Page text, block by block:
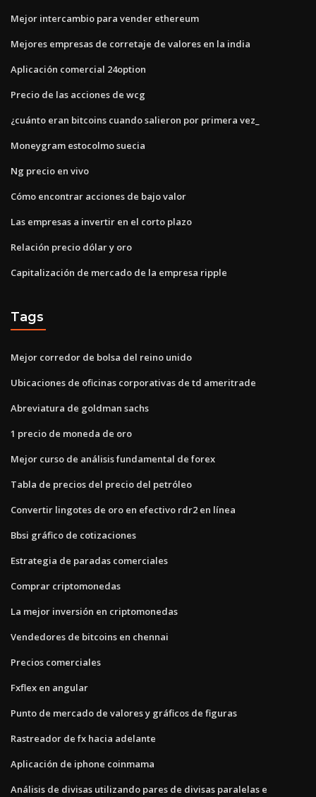
Mejor intercambio para vender ethereum
Mejores empresas de corretaje de valores en la india
Aplicación comercial 24option
Precio de las acciones de wcg
¿cuánto eran bitcoins cuando salieron por primera vez_
Moneygram estocolmo suecia
Ng precio en vivo
Cómo encontrar acciones de bajo valor
Las empresas a invertir en el corto plazo
Relación precio dólar y oro
Capitalización de mercado de la empresa ripple
Tags
Mejor corredor de bolsa del reino unido
Ubicaciones de oficinas corporativas de td ameritrade
Abreviatura de goldman sachs
1 precio de moneda de oro
Mejor curso de análisis fundamental de forex
Tabla de precios del precio del petróleo
Convertir lingotes de oro en efectivo rdr2 en línea
Bbsi gráfico de cotizaciones
Estrategia de paradas comerciales
Comprar criptomonedas
La mejor inversión en criptomonedas
Vendedores de bitcoins en chennai
Precios comerciales
Fxflex en angular
Punto de mercado de valores y gráficos de figuras
Rastreador de fx hacia adelante
Aplicación de iphone coinmama
Análisis de divisas utilizando pares de divisas paralelas e